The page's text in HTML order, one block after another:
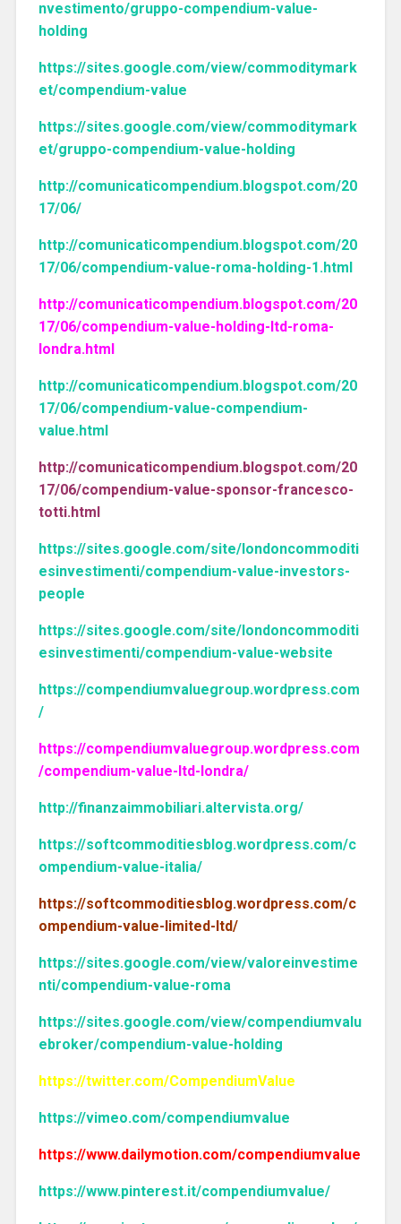
nvestimento/gruppo-compendium-value-
holding
https://sites.google.com/view/commoditymark
et/compendium-value
https://sites.google.com/view/commoditymark
et/gruppo-compendium-value-holding
http://comunicaticompendium.blogspot.com/20
17/06/
http://comunicaticompendium.blogspot.com/20
17/06/compendium-value-roma-holding-1.html
http://comunicaticompendium.blogspot.com/20
17/06/compendium-value-holding-ltd-roma-
londra.html
http://comunicaticompendium.blogspot.com/20
17/06/compendium-value-compendium-
value.html
http://comunicaticompendium.blogspot.com/20
17/06/compendium-value-sponsor-francesco-
totti.html
https://sites.google.com/site/londoncommoditi
esinvestimenti/compendium-value-investors-
people
https://sites.google.com/site/londoncommoditi
esinvestimenti/compendium-value-website
https://compendiumvaluegroup.wordpress.com
/
https://compendiumvaluegroup.wordpress.com
/compendium-value-ltd-londra/
http://finanzaimmobiliari.altervista.org/
https://softcommoditiesblog.wordpress.com/c
ompendium-value-italia/
https://softcommoditiesblog.wordpress.com/c
ompendium-value-limited-ltd/
https://sites.google.com/view/valoreinvestime
nti/compendium-value-roma
https://sites.google.com/view/compendiumvalu
ebroker/compendium-value-holding
https://twitter.com/CompendiumValue
https://vimeo.com/compendiumvalue
https://www.dailymotion.com/compendiumvalue
https://www.pinterest.it/compendiumvalue/